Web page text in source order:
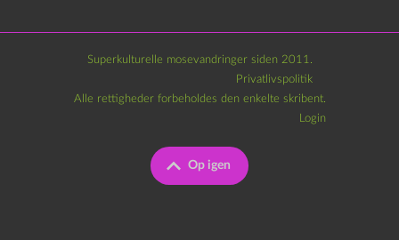
Superkulturelle mosevandringer siden 2011.
Privatlivspolitik
Op igen
Alle rettigheder forbeholdes den enkelte skribent.
Login